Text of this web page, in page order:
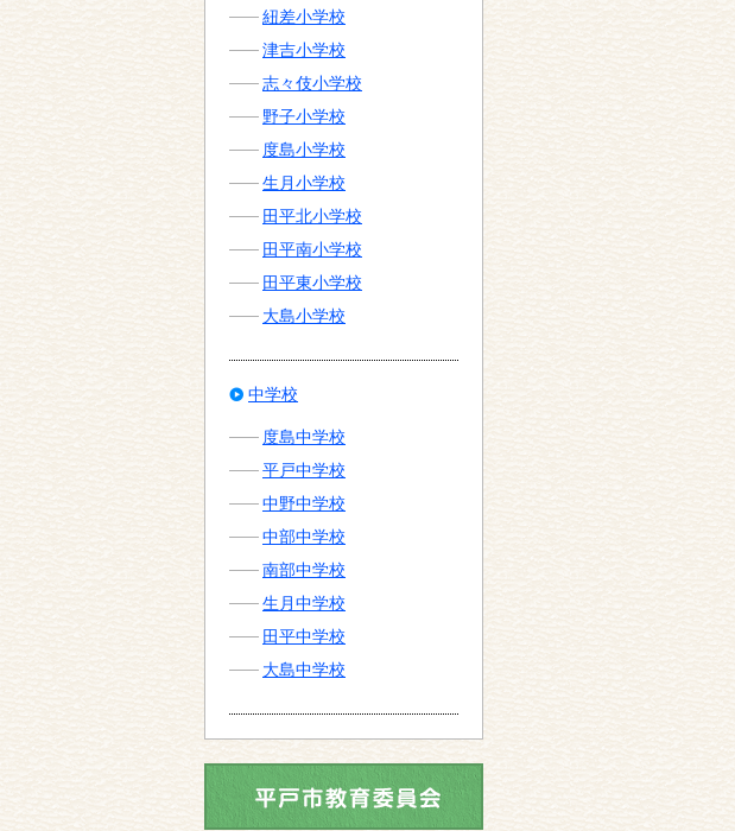
紐差小学校
津吉小学校
志々伎小学校
野子小学校
度島小学校
生月小学校
田平北小学校
田平南小学校
田平東小学校
大島小学校
中学校
度島中学校
平戸中学校
中野中学校
中部中学校
南部中学校
生月中学校
田平中学校
大島中学校